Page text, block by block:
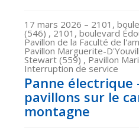
17 mars 2026 – 2101,
(546) , 2101, boulevard
Pavillon de la Faculté de
Pavillon Marguerite-
Stewart (559) , Pavillon
Interruption de service
Panne électrique
pavillons sur le
montagne